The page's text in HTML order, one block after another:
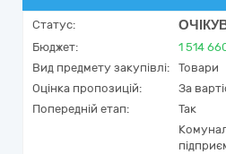
Статус:
Бюджет: 1 514
Вид предмету закупівлі:
Товари
Оцінка пропозицій:
За
Попередній етап:
Так